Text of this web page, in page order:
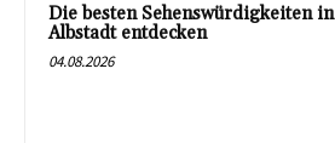
Die besten Sehenswürdigkeiten in
Albstadt entdecken
04.08.2026